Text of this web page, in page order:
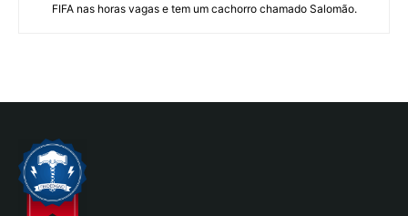
FIFA nas horas vagas e tem um cachorro chamado Salomão.